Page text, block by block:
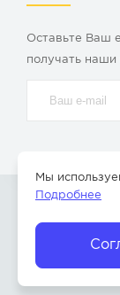
Оставьте Ваш
получать наши
Бор
Мы
Подробнее